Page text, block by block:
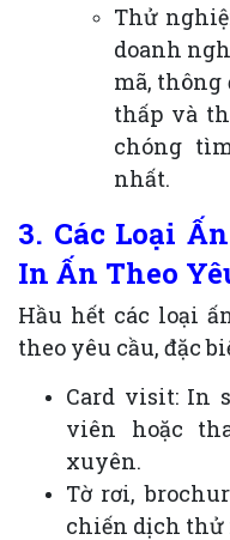
Thử
doanh
mã,
thấp và
chóng
nhất.
3. Các Loại
In Ấn Theo
Hầu hết các loại
theo yêu cầu, đặc
Card visit: In
viên hoặc
xuyên.
Tờ rơi,
chiến dịch thử